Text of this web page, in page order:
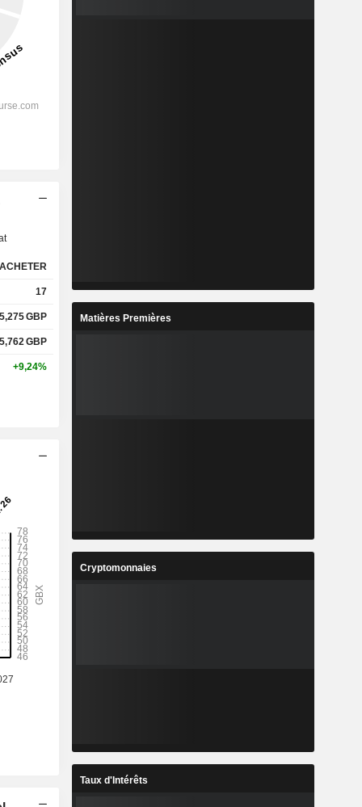
ACHETER
17
5,275GBP
5,762GBP
+9,24%
Matières Premières
Cryptomonnaies
Taux d'Intérêts